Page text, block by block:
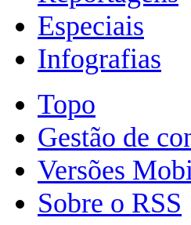
Especiais
Infografias
Topo
Gestão de
Versões
Sobre o RSS